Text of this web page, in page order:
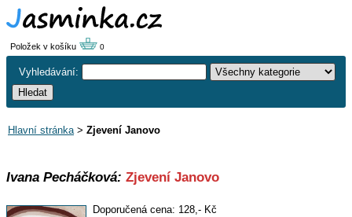
Položek v košíku 0
Vyhledávání:
Hlavní stránka> Zjevení Janovo
Ivana Pecháčková: Zjevení Janovo
Doporučená cena: 128,- Kč